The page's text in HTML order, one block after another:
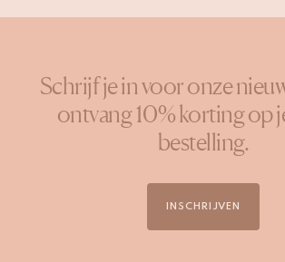
Schrijf je in voor onze
ontvang 10% korting op
bestelling.
INSCHRIJVEN